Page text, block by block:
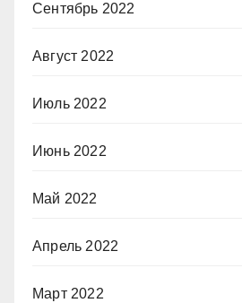
Сентябрь 2022
Август 2022
Июль 2022
Июнь 2022
Май 2022
Апрель 2022
Март 2022